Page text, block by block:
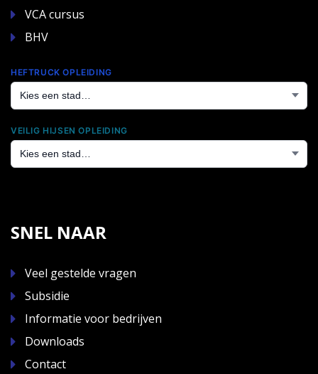
VCA cursus
BHV
HEFTRUCK OPLEIDING
VEILIG HIJSEN OPLEIDING
SNEL NAAR
Veel gestelde vragen
Subsidie
Informatie voor bedrijven
Downloads
Contact